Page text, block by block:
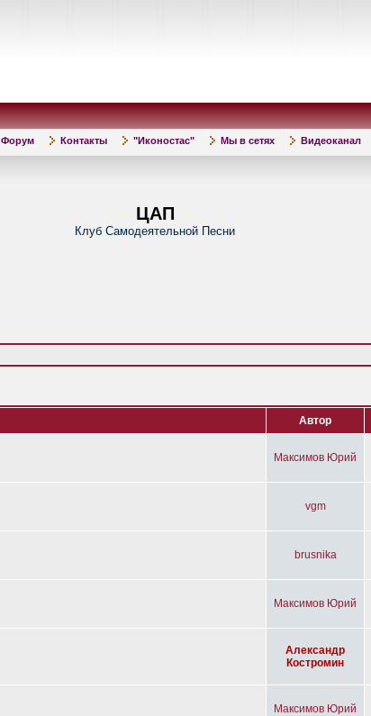
Форум Контакты "Иконостас" Мы в сетях Видеоканал
ЦАП
Клуб Самодеятельной Песни
Автор
Максимов Юрий
vgm
brusnika
Максимов Юрий
Александр
Костромин
Максимов Юрий